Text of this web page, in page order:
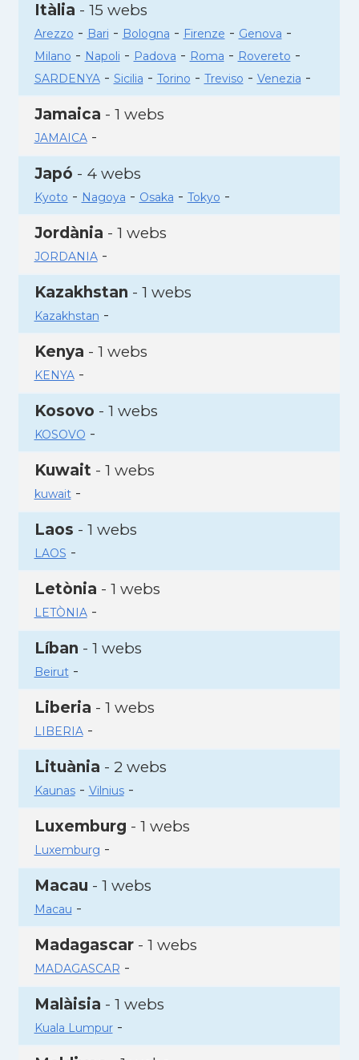
Itàlia - 15 webs
Arezzo - Bari - Bologna - Firenze - Genova -
Milano - Napoli - Padova - Roma - Rovereto -
SARDENYA- Sicilia - Torino - Treviso - Venezia -
Jamaica - 1 webs
JAMAICA-
Japó - 4 webs
Kyoto - Nagoya - Osaka - Tokyo -
Jordània - 1 webs
JORDANIA-
Kazakhstan - 1 webs
Kazakhstan -
Kenya - 1 webs
KENYA-
Kosovo - 1 webs
KOSOVO -
Kuwait - 1 webs
kuwait-
Laos - 1 webs
LAOS -
Letònia - 1 webs
LETÒNIA-
Líban - 1 webs
Beirut-
Liberia - 1 webs
LIBERIA-
Lituània - 2 webs
Kaunas- Vilnius-
Luxemburg - 1 webs
Luxemburg -
Macau - 1 webs
Macau -
Madagascar- 1 webs
MADAGASCAR -
Malàisia - 1 webs
Kuala Lumpur-